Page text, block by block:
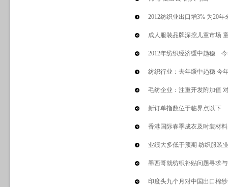
2012纺织业出口增3% 为20年
成人服装品牌深挖儿童市场
2012年纺织经济缓中趋稳
纺织行业：去年缓中趋稳 今
毛纺企业：注重开发附加值
新订单指数位于临界点以下
香港国际春季成衣及时装材
业绩大多低于预期 纺织服装
墨西哥就纺织补贴问题寻求
印度头九个月对中国出口棉